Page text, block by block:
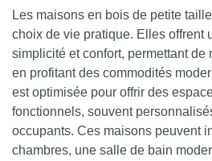
Les maisons en bois de petite
choix de vie pratique. Elles offrent
simplicité et confort, permettant de
en profitant des commodités
est optimisée pour offrir des
fonctionnels, souvent
occupants. Ces maisons peuvent
chambres, une salle de bain